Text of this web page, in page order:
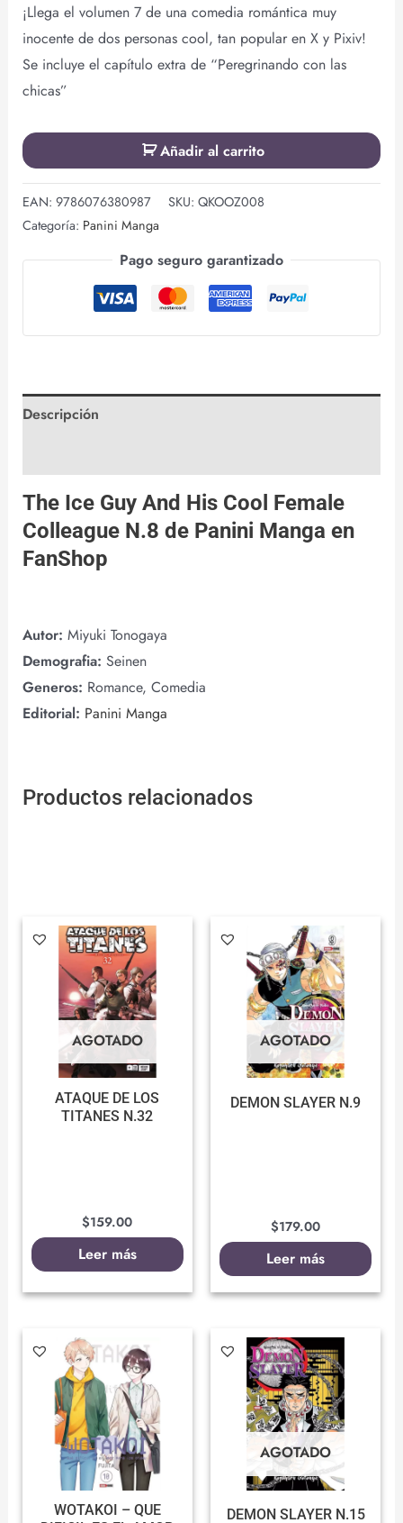
¡Llega el volumen 7 de una comedia romántica muy
inocente de dos personas cool, tan popular en X y Pixiv!
Se incluye el capítulo extra de “Peregrinando con las
chicas”
Añadir al carrito
EAN: 9786076380987 SKU: QKOOZ008
Categoría: Panini Manga
Pago seguro garantizado
Descripción
The Ice Guy And His Cool Female
Colleague N.8 de Panini Manga en
FanShop
Autor: Miyuki Tonogaya
Demografia: Seinen
Generos: Romance, Comedia
Editorial: Panini Manga
Productos relacionados
AGOTADO
ATAQUE DE LOS
TITANES N.32
$159.00
Leer más
AGOTADO
DEMON SLAYER N.9
$179.00
Leer más
WOTAKOI – QUE
AGOTADO
DEMON SLAYER N.15